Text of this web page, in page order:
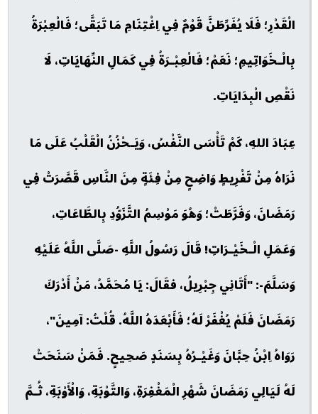
الْقَدْرِ؛ فَلَا يُفَرِّطَنَّ قَوْمٌ فِي اِغْتِنَامِ مَا تَبَقَّى؛ فَالْعِبْرَةُ
بِالْـخَوَاتِيمِ؛ نَعَمْ؛ فَالْعِبْـرَةُ فِي كَمَالِ النِّهَايَاتِ، لَا
نَقْصِ الْبِدَايَاتِ.
عِبَادَ اللهِ، كَمْ تَأْسَى النَّفْسُ، وَيَـحْزُنُ الْقَلْبُ عَلَى مَا
نَرَاهُ مِنْ تَفْرِيطٍ وَاضِحٍ مِنْ فِئَةٍ مِنَ النَّاسِ قَصَّرَتْ فِي
رَمَضَانَ، وَفَرَّطَتْ؛ وَهُوَ مَوْسِمُ التَّزَوُّدِ بِالطَّاعَاتِ،
وَعَمَلِ الْـخَيْـرَاتِ! قَالَ رَسُولُ اللَّهِ -صَلَّى اللَّهُ عَلَيْهِ
وَسَلَّمَ-: "أَتَانِي جِبْرِيلُ، فقَالَ: يَا مُحَمَّدُ، مَنْ أَدْرَكَ
رَمَضَانَ فَلَمْ يُغْفَرْ لَهُ؛ فَأَبْعَدَهُ اللَّهُ. قُلْتُ: آمِينَ"،
رَوَاهُ اِبْنُ حِبَّانَ وَغَيْـرُهُ بِسَنَدٍ صَحِيحٍ. فَمَنْ سَنَحَتْ
لَهُ لَيَالِي رَمَضَانَ شَهْرِ الْمَغْفِرَةِ، وَالتَّوْبَةِ، وَالْأَوْبَةِ، ثُـمَّ